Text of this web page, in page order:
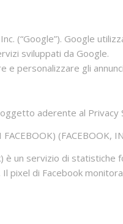
(“Google”). Google
sviluppati da Google.
personalizzare gli
aderente al Privacy
(FACEBOOK,
un servizio di
pixel di Facebook